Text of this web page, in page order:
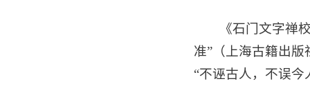
《石门文字禅
准”（上海古籍出
“不诬古人，不误